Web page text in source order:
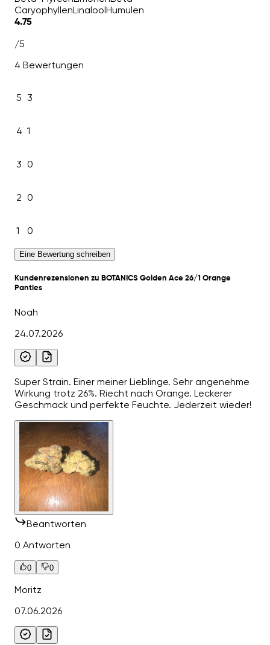
CaryophyllenLinaloolHumulen
4.75
/5
4 Bewertungen
5 3
4 1
3 0
2 0
1 0
Eine Bewertung schreiben
Kundenrezensionen zu BOTANICS Golden Ace 26/1 Orange
Panties
Noah
24.07.2026
Super Strain. Einer meiner Lieblinge. Sehr angenehme
Wirkung trotz 26%. Riecht nach Orange. Leckerer
Geschmack und perfekte Feuchte. Jederzeit wieder!
Beantworten
0 Antworten
0 0
Moritz
07.06.2026